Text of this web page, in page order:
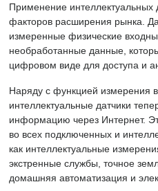
Применение интеллектуальных
факторов расширения рынка.
измеренные физические
необработанные данные,
цифровом виде для доступа и
Наряду с функцией измерения
интеллектуальные датчики
информацию через Интернет.
во всех подключенных и
как интеллектуальные
экстренные службы, точное
домашняя автоматизация и